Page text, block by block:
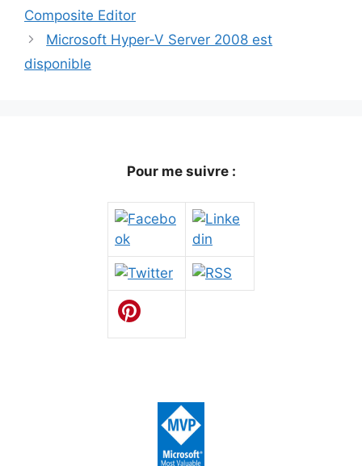
Composite Editor
Microsoft Hyper-V Server 2008 est
disponible
Pour me suivre :